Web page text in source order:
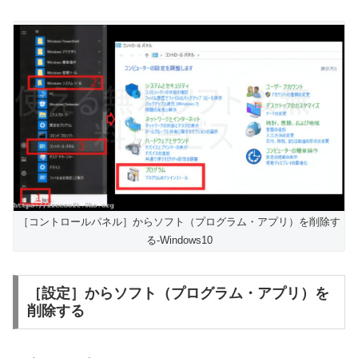
［コントロールパネル］からソフト（プログラム・アプリ）を削除す
る-Windows10
［設定］からソフト（プログラム・アプリ）を
削除する